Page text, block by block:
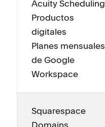
Acuity Scheduling
Productos
digitales
Planes mensuales
de Google
Workspace
Squarespace
Domains